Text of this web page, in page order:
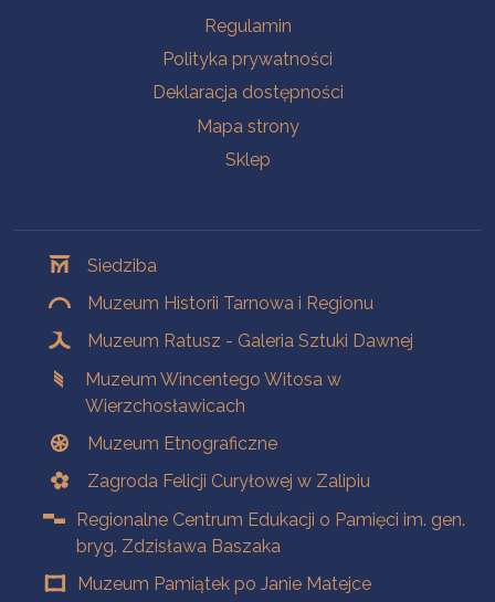
Regulamin
Polityka prywatności
Deklaracja dostępności
Mapa strony
Sklep
Siedziba
Muzeum Historii Tarnowa i Regionu
Muzeum Ratusz - Galeria Sztuki Dawnej
Muzeum Wincentego Witosa w
Wierzchosławicach
Muzeum Etnograficzne
Zagroda Felicji Curyłowej w Zalipiu
Regionalne Centrum Edukacji o Pamięci im. gen.
bryg. Zdzisława Baszaka
Muzeum Pamiątek po Janie Matejce